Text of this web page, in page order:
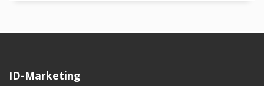
ID-Marketing